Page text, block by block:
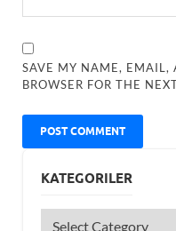
SAVE MY NAME, EMAIL,
BROWSER FOR THE
KATEGORILER